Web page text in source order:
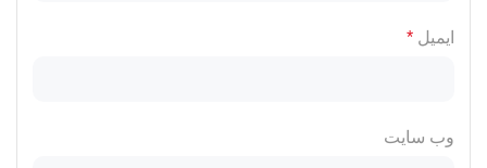
ایمیل *
وب‌ سایت